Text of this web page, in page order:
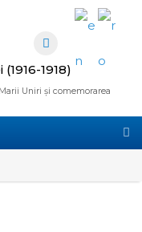
1918)
Uniri și comemorarea